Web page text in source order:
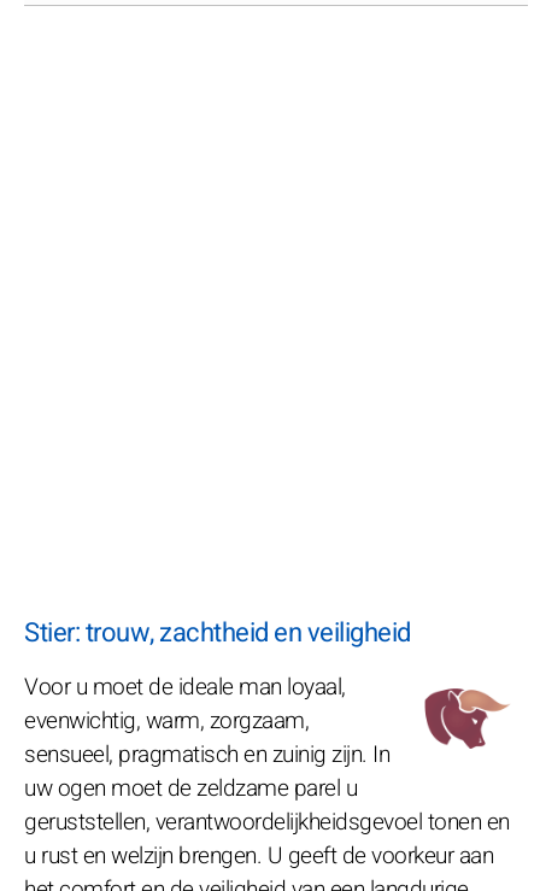
Stier: trouw, zachtheid en veiligheid
Voor u moet de ideale man loyaal,
evenwichtig, warm, zorgzaam,
sensueel, pragmatisch en zuinig zijn. In
uw ogen moet de zeldzame parel u
geruststellen, verantwoordelijkheidsgevoel tonen en
u rust en welzijn brengen. U geeft de voorkeur aan